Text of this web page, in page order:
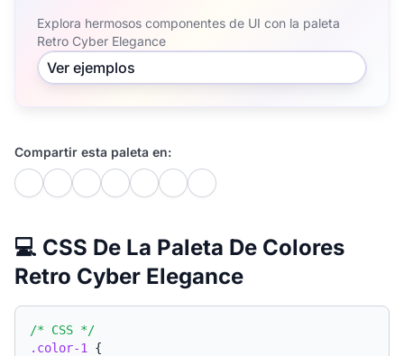
Explora hermosos componentes de UI con la paleta
Retro Cyber Elegance
Ver ejemplos
Compartir esta paleta en:
💻 CSS De La Paleta De Colores
Retro Cyber Elegance
/* CSS */
.color-1
{